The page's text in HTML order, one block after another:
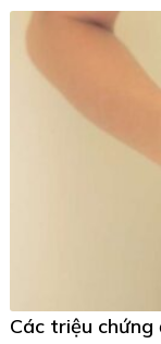
Các triệu